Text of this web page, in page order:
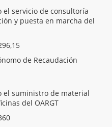
el servicio de consultoría
y puesta en marcha del
de Recaudación
el suministro de material
del OARGT